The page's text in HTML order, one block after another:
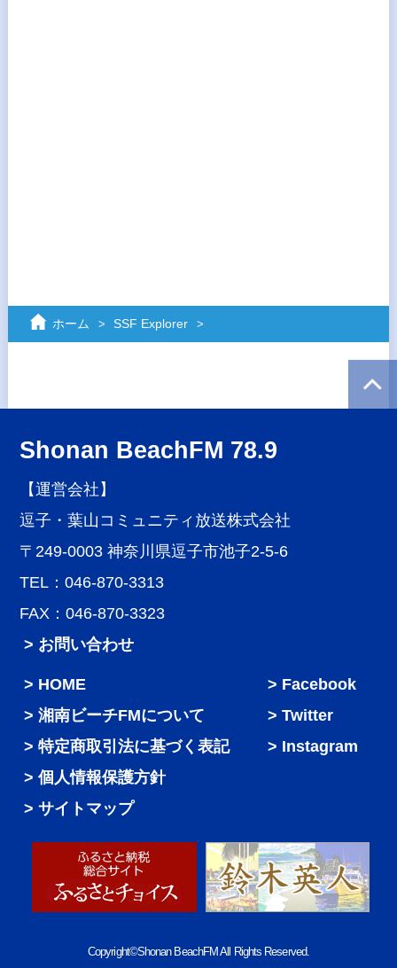
ホーム SSF Explorer
Shonan BeachFM 78.9
【運営会社】
逗子・葉山コミュニティ放送株式会社
〒249-0003 神奈川県逗子市池子2-5-6
TEL：046-870-3313
FAX：046-870-3323
> お問い合わせ
HOME
湘南ビーチFMについて
特定商取引法に基づく表記
個人情報保護方針
サイトマップ
Facebook
Twitter
Instagram
Copyright©Shonan BeachFM All Rights Reserved.